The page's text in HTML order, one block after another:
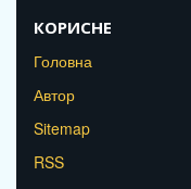
КОРИСНЕ
Головна
Автор
Sitemap
RSS